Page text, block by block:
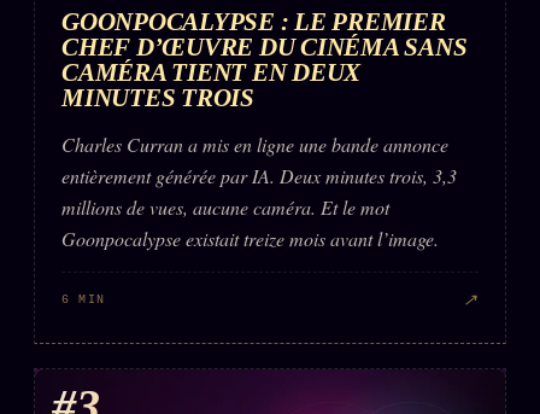
GOONPOCALYPSE : LE PREMIER
CHEF D’ŒUVRE DU CINÉMA SANS
CAMÉRA TIENT EN DEUX
MINUTES TROIS
Charles Curran a mis en ligne une bande annonce
entièrement générée par IA. Deux minutes trois, 3,3
millions de vues, aucune caméra. Et le mot
Goonpocalypse existait treize mois avant l’image.
6 MIN ↗